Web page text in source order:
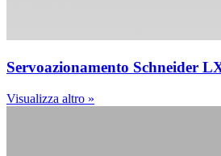
Servoazionamento Schneider
Visualizza altro »